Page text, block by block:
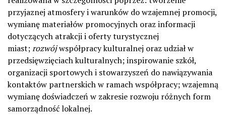
przyjaznej atmosfery i warunków do wzajemnej promocji,
wymianę materiałów promocyjnych oraz informacji
dotyczących atrakcji i oferty turystycznej
miast;rozwójwspółpracy kulturalnej oraz udział w
przedsięwzięciach kulturalnych; inspirowanie szkół,
organizacji sportowych i stowarzyszeń do nawiązywania
kontaktów partnerskich w ramach współpracy; wzajemną
wymianę doświadczeń w zakresie rozwoju różnych form
samorządność lokalnej.